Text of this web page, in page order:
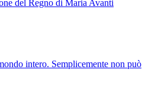
del Regno di Maria Avanti